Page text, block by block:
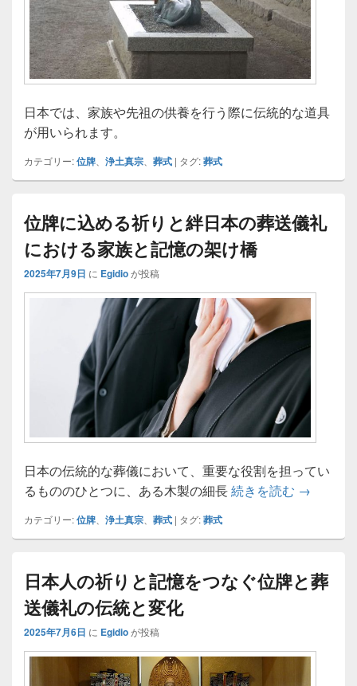
日本では、家族や先祖の供養を行う際に伝統的な道具
が用いられます。
カテゴリー:位牌 浄土真宗 葬式 | タグ:葬式
位牌に込める祈りと絆日本の葬送儀礼
における家族と記憶の架け橋
2025年7月9日 に Egidioが投稿
日本の伝統的な葬儀において、重要な役割を担ってい
るもののひとつに、ある木製の細長続きを読む 位牌に込
→
カテゴリー:位牌 浄土真宗 葬式 | タグ:葬式
日本人の祈りと記憶をつなぐ位牌と葬
送儀礼の伝統と変化
2025年7月6日 に Egidioが投稿